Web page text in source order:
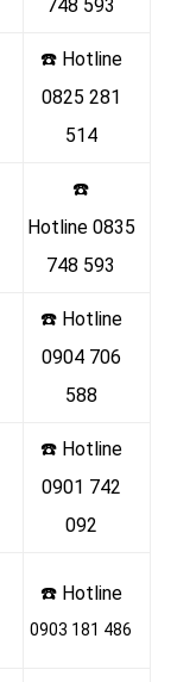
748 593
☎️ Hotline
0825 281
514
☎️
Hotline0835
748 593
☎️ Hotline
0904 706
588
☎️ Hotline
0901 742
092
☎️ Hotline
0903 181 486